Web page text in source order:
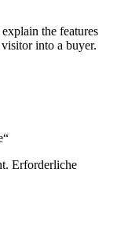
the features
into a buyer.
Erforderliche